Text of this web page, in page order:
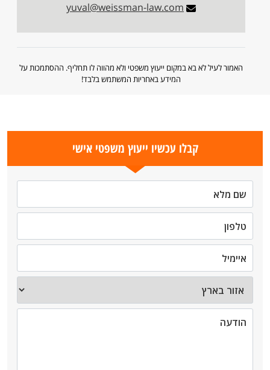
yuval@weissman-law.com
האמור לעיל לא בא במקום ייעוץ משפטי ולא מהווה לו תחליף. ההסתמכות על
המידע באחריות המשתמש בלבד!
קבלו עכשיו ייעוץ משפטי אישי